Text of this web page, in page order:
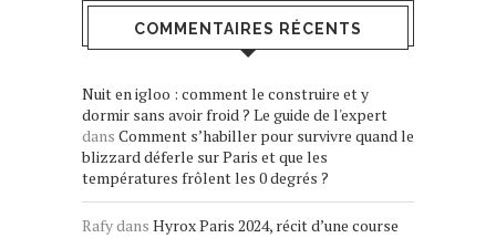
COMMENTAIRES RÉCENTS
Nuit en igloo : comment le construire et y
dormir sans avoir froid ? Le guide de l'expert
dans Comment s’habiller pour survivre quand le
blizzard déferle sur Paris et que les
températures frôlent les 0 degrés ?
Rafydans Hyrox Paris 2024, récit d’une course